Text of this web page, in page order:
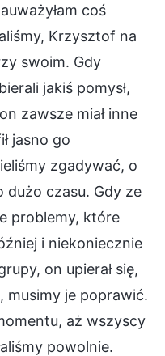
coś
Krzysztof na
swoim. Gdy
jakiś pomysł,
zawsze miał inne
jasno go
zgadywać, o
dużo czasu. Gdy ze
problemy, które
i niekoniecznie
on upierał się,
musimy je poprawić.
aż wszyscy
powolnie.